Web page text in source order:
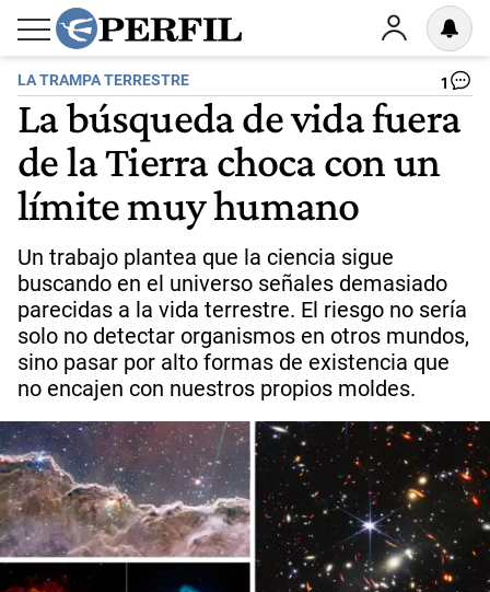
LA TRAMPA TERRESTRE 1
La búsqueda de vida fuera
de la Tierra choca con un
límite muy humano
Un trabajo plantea que la ciencia sigue
buscando en el universo señales demasiado
parecidas a la vida terrestre. El riesgo no sería
solo no detectar organismos en otros mundos,
sino pasar por alto formas de existencia que
no encajen con nuestros propios moldes.